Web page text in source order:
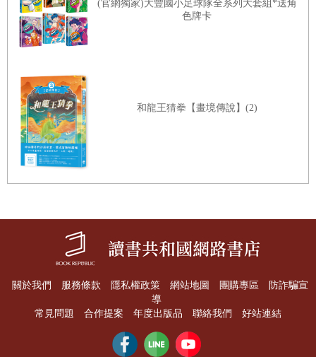
(官網獨家)大豐國小足球隊全系列大套組*送角
色牌卡
和龍王猜拳【畫境傳說】(2)
關於我們 服務條款 隱私權政策 網站地圖 團購專區
防詐騙宣
導
常見問題
合作提案 年度出版品 聯絡我們 好站連結